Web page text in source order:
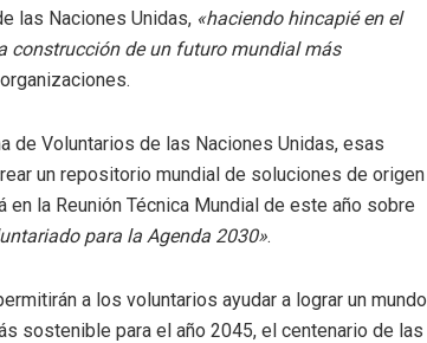
las Naciones Unidas, «haciendo hincapié en el
construcción de un futuro mundial más
de Voluntarios de las Naciones Unidas, esas
un repositorio mundial de soluciones de origen
la Reunión Técnica Mundial de este año sobre
para la Agenda 2030».
a los voluntarios ayudar a lograr un mundo
sostenible para el año 2045, el centenario de las